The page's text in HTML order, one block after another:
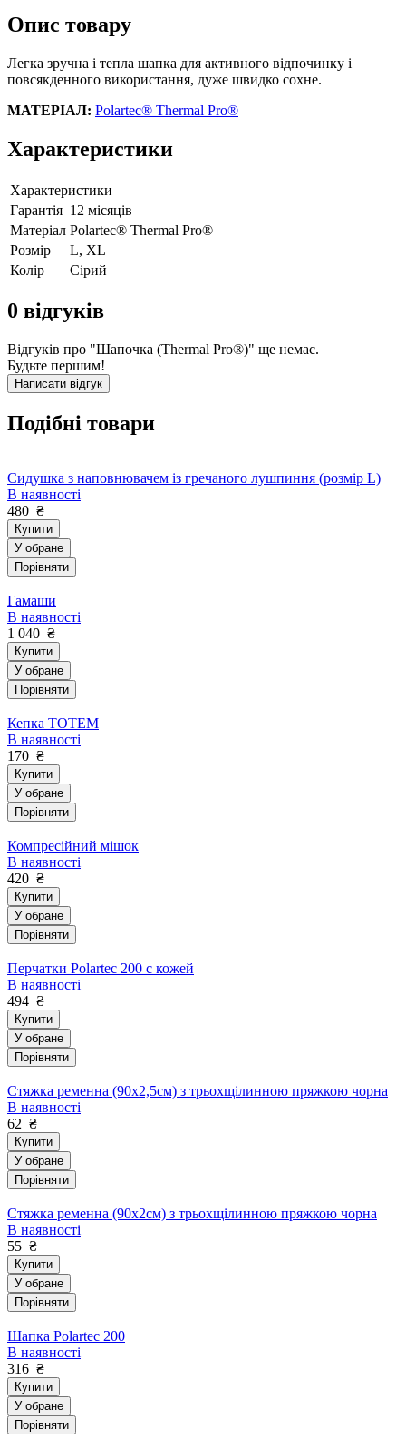
Опис товару
Легка зручна і тепла шапка для активного відпочинку і
повсякденного використання, дуже швидко сохне.
МАТЕРІАЛ: Polartec® Thermal Pro®
Характеристики
Характеристики
Гарантія 12 місяців
Матеріал Polartec® Thermal Pro®
Розмір
L, XL
Колір
Сірий
0 відгуків
Відгуків про "Шапочка (Thermal Pro®)" ще немає.
Будьте першим!
Написати відгук
Подібні товари
Сидушка з наповнювачем із гречаного лушпиння (розмір L)
В наявності
480 ₴
Купити
У обране
Порівняти
Гамаши
В наявності
1 040 ₴
Купити
У обране
Порівняти
Кепка TOTEM
В наявності
170 ₴
Купити
У обране
Порівняти
Компресійний мішок
В наявності
420 ₴
Купити
У обране
Порівняти
Перчатки Polartec 200 с кожей
В наявності
494 ₴
Купити
У обране
Порівняти
Стяжка ременна (90х2,5см) з трьохщілинною пряжкою чорна
В наявності
62 ₴
Купити
У обране
Порівняти
Стяжка ременна (90х2см) з трьохщілинною пряжкою чорна
В наявності
55 ₴
Купити
У обране
Порівняти
Шапка Polartec 200
В наявності
316 ₴
Купити
У обране
Порівняти